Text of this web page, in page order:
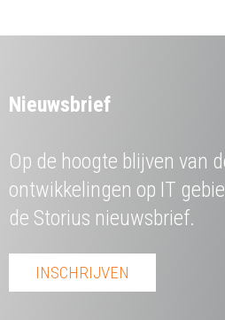
Nieuwsbrief
Op de hoogte blijven van
ontwikkelingen op IT
de Storius nieuwsbrief.
INSCHRIJVEN